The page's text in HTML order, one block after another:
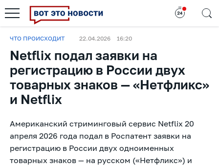
ЧТО ПРОИСХОДИТ 22.04.2026 16:20
Netflix подал заявки на
регистрацию в России двух
товарных знаков — «Нетфликс»
и Netflix
Американский стриминговый сервис Netflix 20
апреля 2026 года подал в Роспатент заявки на
регистрацию в России двух одноименных
товарных знаков — на русском («Нетфликс») и